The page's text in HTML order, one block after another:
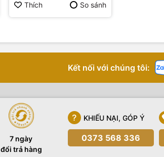
Thích So sánh
Kết nối với chúng tôi:
7 ngày
đổi trả hàng
KHIẾU NẠI, GÓP Ý
0373 568 336